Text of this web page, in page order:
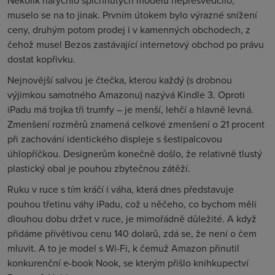
muselo se na to jinak. Prvním útokem bylo výrazné snížení
ceny, druhým potom prodej i v kamenných obchodech, z
čehož musel Bezos zastávající internetový obchod po právu
dostat kopřivku.
Nejnovější salvou je čtečka, kterou každý (s drobnou
výjimkou samotného Amazonu) nazývá Kindle 3. Oproti
iPadu má trojka tři trumfy – je menší, lehčí a hlavně levná.
Zmenšení rozměrů znamená celkové zmenšení o 21 procent
při zachování identického displeje s šestipalcovou
úhlopříčkou. Designerům konečně došlo, že relativně tlustý
plastický obal je pouhou zbytečnou zátěží.
Ruku v ruce s tím kráčí i váha, která dnes představuje
pouhou třetinu váhy iPadu, což u něčeho, co bychom měli
dlouhou dobu držet v ruce, je mimořádně důležité. A když
přidáme přívětivou cenu 140 dolarů, zdá se, že není o čem
mluvit. A to je model s Wi-Fi, k čemuž Amazon přinutil
konkurenční e-book Nook, se kterým přišlo knihkupectví